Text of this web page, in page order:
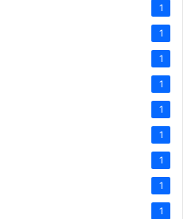
1
1
1
1
1
1
1
1
1